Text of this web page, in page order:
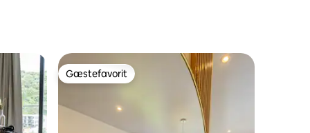
Gæstefavorit
Gæstefavorit